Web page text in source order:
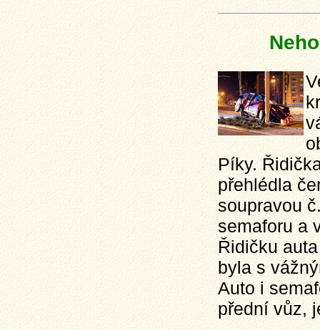
Píky.
přehlédla
soupravou
semaforu a
Řidičku
byla s
Auto i
přední vůz,